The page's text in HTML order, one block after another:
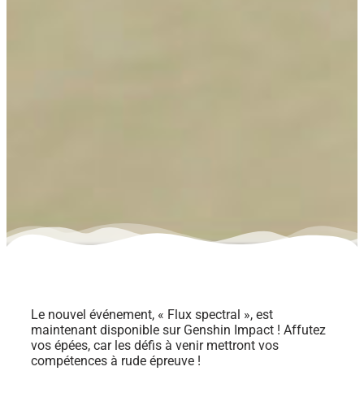
Le nouvel événement, « Flux spectral », est
maintenant disponible sur Genshin Impact ! Affutez
vos épées, car les défis à venir mettront vos
compétences à rude épreuve !